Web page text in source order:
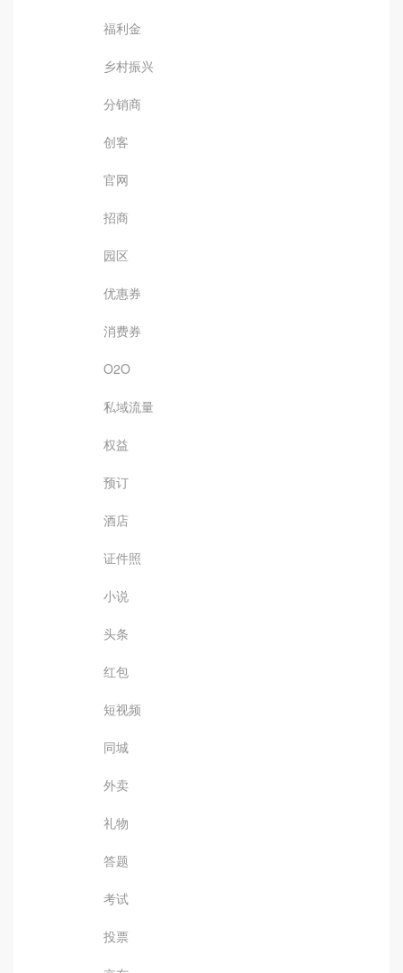
福利金
乡村振兴
分销商
创客
官网
招商
园区
优惠券
消费券
O2O
私域流量
权益
预订
酒店
证件照
小说
头条
红包
短视频
同城
外卖
礼物
答题
考试
投票